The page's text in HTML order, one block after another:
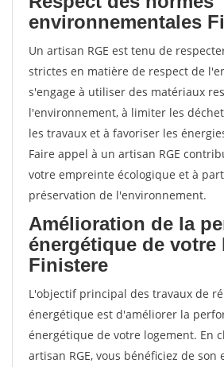
environnementales
Un artisan RGE est tenu de
strictes en matière de respect de
s'engage à utiliser des matériaux
l'environnement, à limiter les
les travaux et à favoriser les
Faire appel à un artisan RGE
votre empreinte écologique et à
préservation de l'environnement.
Amélioration de la
énergétique de votre
Finistere
L'objectif principal des travaux de
énergétique est d'améliorer la
énergétique de votre logement. En
artisan RGE, vous bénéficiez de son